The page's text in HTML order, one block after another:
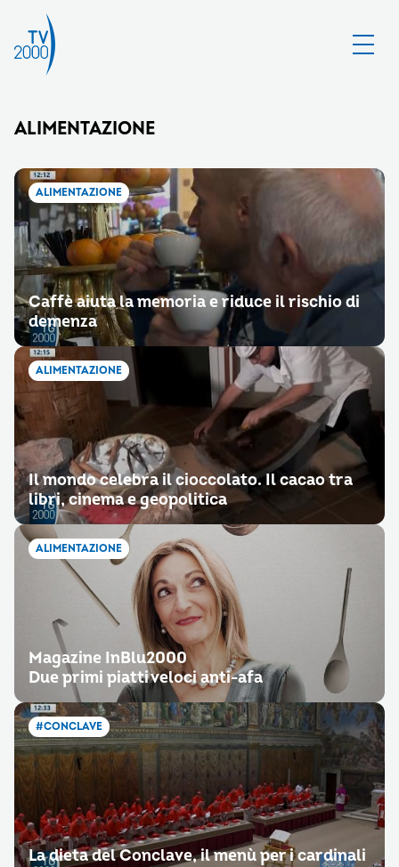
ALIMENTAZIONE
ALIMENTAZIONE
Caffè aiuta la memoria e riduce il rischio di
demenza
ALIMENTAZIONE
Il mondo celebra il cioccolato. Il cacao tra
libri, cinema e geopolitica
ALIMENTAZIONE
Magazine InBlu2000
Due primi piatti veloci anti-afa
#CONCLAVE
La dieta del Conclave, il menù per i cardinali